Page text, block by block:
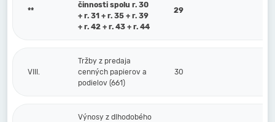
**
činnosti spolu r. 30
+ r. 31 + r. 35 + r. 39
+ r. 42 + r. 43 + r. 44
29
VIII.
Tržby z predaja
cenných papierov a
podielov (661)
30
Výnosy z dlhodobého